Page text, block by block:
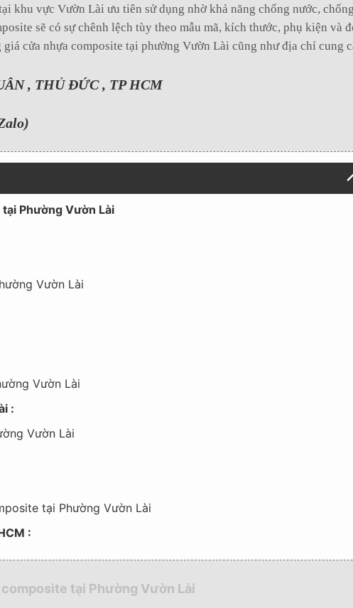
khu vực Vườn Lài ưu tiên sử dụng nhờ khả năng chống nước,
sẽ có sự chênh lệch tùy theo mẫu mã, kích thước, phụ kiện và
cửa nhựa composite tại phường Vườn Lài cũng như địa chỉ cung
, THỦ ĐỨC , TP HCM
Phường Vườn Lài
Vườn Lài
Vườn Lài
:
Vườn Lài
tại Phường Vườn Lài
:
tại Phường Vườn Lài